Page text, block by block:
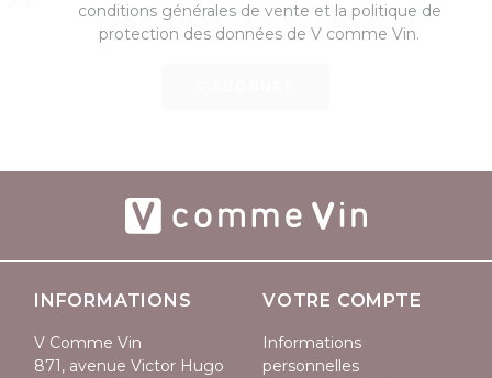
conditions générales de vente et la politique de
protection des données de V comme Vin.
INFORMATIONS
V Comme Vin
871, avenue Victor Hugo
VOTRE COMPTE
Informations
personnelles